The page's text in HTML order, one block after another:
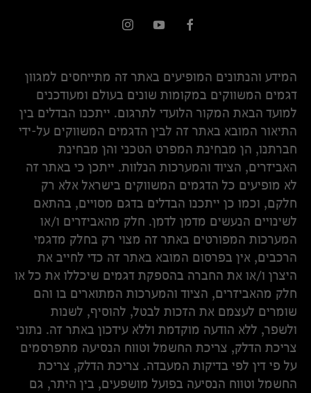
המידע והנתונים המופיעים באתר זה מתייחסים למגוון
דגמים המשווקים במקומות שונים בעולם ומעודכנים
למועד הבאת המקור הלועדי לתרגום. ייתכנו הבדלים בין
התיאור המובא באתר זה לבין הדגמים המשווקים על-ידי
חברתנו, הן מבחינת המפרט הטכני והן מבחינת
האביזרים, הציוד והמערכות הנלוות. ייתכן כי באתר זה
לא מופיעים כל הדגמים המשווקים בישראל אלא רק
חלקם, וכמו כן ייתכנו הבדלים בדגם מסויים, בהתאם
לשינויים הנעשים מדמן לדמן. חלק מהאביזרים ו/או
המערכות המפורטים באתר זה מצוי רק בחלק מדגמי
הרכבים, אין בפרסום המובא באתר זה כדי לחייב את
היצרן ו/או את החברה בהספקת דגמים שיכללו את כל או
חלק מהאביזרים, הציוד והמערכות המתוארים בו והם
שומרים לעצמם את הזכות לבטל, להוסיף, לשנות
ולשפר, ללא הודעה מוקדמת וללא עידכון באתר זה. נתוני
צריכת הדלק, צריכת החשמל וטווח הנסיעה מתפרסמים
על פי דין לפי בדיקות המעבדה. צריכת הדלק, צריכת
החשמל וטווח הנסיעה בפועל מושפעים, בין היתר, גם